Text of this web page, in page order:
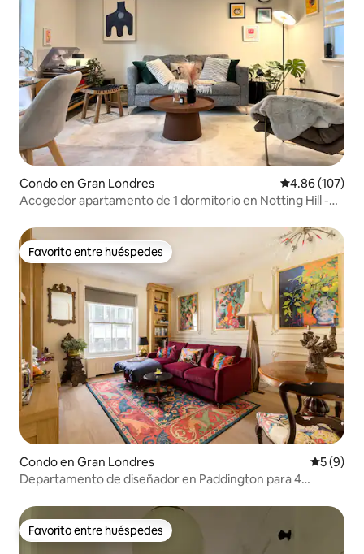
Condo en Gran Londres Calificación
4.86 (107)
Acogedor apartamento de 1 dormitorio en Notting Hill -
Favorito entre huéspedes
Favorito entre huéspedes
Condo en Gran Londres
5 (9)
Departamento de diseñador en Paddington para 4
Favorito entre huéspedes
Favorito entre huéspedes